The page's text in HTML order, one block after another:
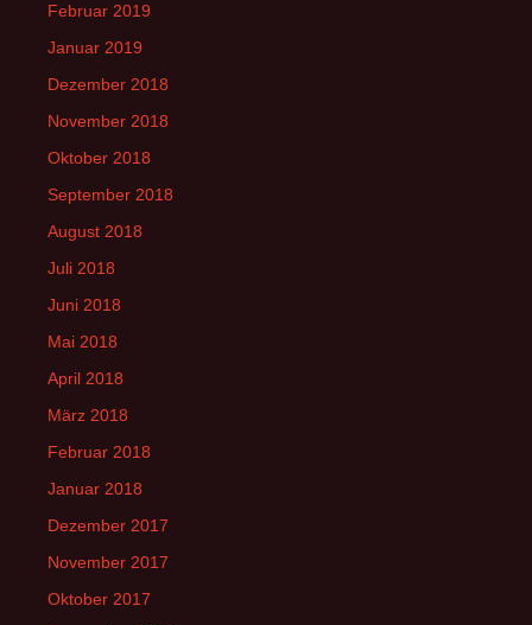
Februar 2019
Januar 2019
Dezember 2018
November 2018
Oktober 2018
September 2018
August 2018
Juli 2018
Juni 2018
Mai 2018
April 2018
März 2018
Februar 2018
Januar 2018
Dezember 2017
November 2017
Oktober 2017